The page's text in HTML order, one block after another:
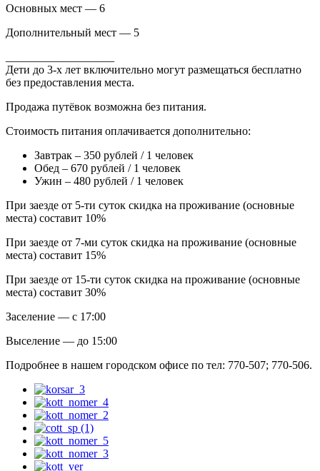
Основных мест — 6
Дополнительный мест — 5
Дети до 3-х лет включительно могут размещаться бесплатно
без предоставления места.
Продажа путёвок возможна без питания.
Стоимость питания оплачивается дополнительно:
Завтрак – 350 рублей / 1 человек
Обед – 670 рублей / 1 человек
Ужин – 480 рублей / 1 человек
При заезде от 5-ти суток скидка на проживание (основные
места) составит 10%
При заезде от 7-ми суток скидка на проживание (основные
места) составит 15%
При заезде от 15-ти суток скидка на проживание (основные
места) составит 30%
Заселение — с 17:00
Выселение — до 15:00
Подробнее в нашем городском офисе по тел: 770-507; 770-506.